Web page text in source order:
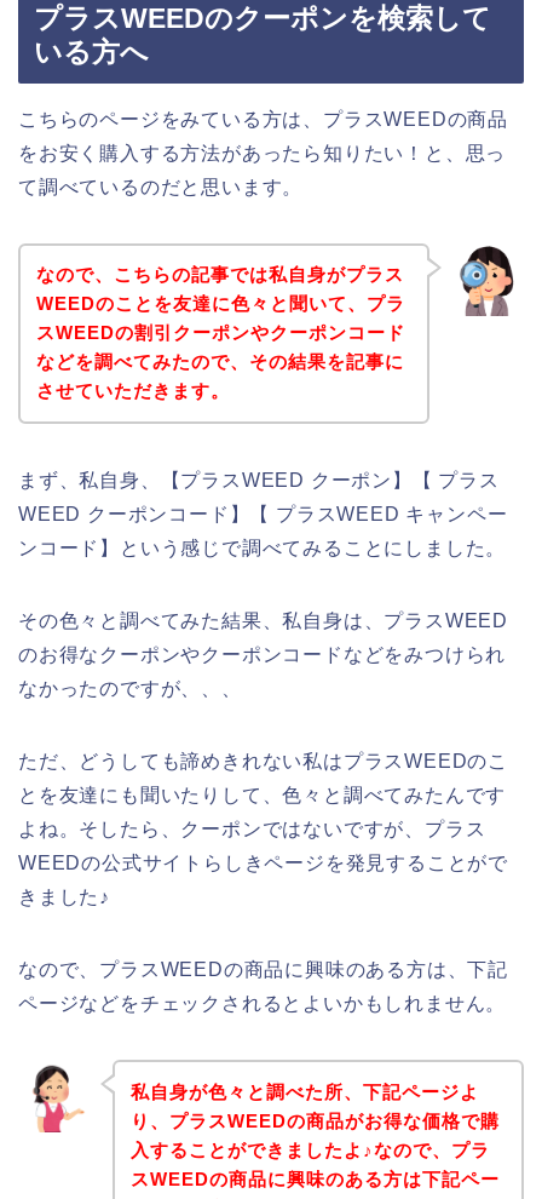
プラスWEEDのクーポンを検索して
いる方へ
こちらのページをみている方は、プラスWEEDの商品
をお安く購入する方法があったら知りたい！と、思っ
て調べているのだと思います。
なので、こちらの記事では私自身がプラス
WEEDのことを友達に色々と聞いて、プラ
スWEEDの割引クーポンやクーポンコード
などを調べてみたので、その結果を記事に
させていただきます。
まず、私自身、【プラスWEED クーポン】【 プラス
WEED クーポンコード】【 プラスWEED キャンペー
ンコード】という感じで調べてみることにしました。
その色々と調べてみた結果、私自身は、プラスWEED
のお得なクーポンやクーポンコードなどをみつけられ
なかったのですが、、、
ただ、どうしても諦めきれない私はプラスWEEDのこ
とを友達にも聞いたりして、色々と調べてみたんです
よね。そしたら、クーポンではないですが、プラス
WEEDの公式サイトらしきページを発見することがで
きました♪
なので、プラスWEEDの商品に興味のある方は、下記
ページなどをチェックされるとよいかもしれません。
私自身が色々と調べた所、下記ページよ
り、プラスWEEDの商品がお得な価格で購
入することができましたよ♪なので、プラ
スWEEDの商品に興味のある方は下記ペー